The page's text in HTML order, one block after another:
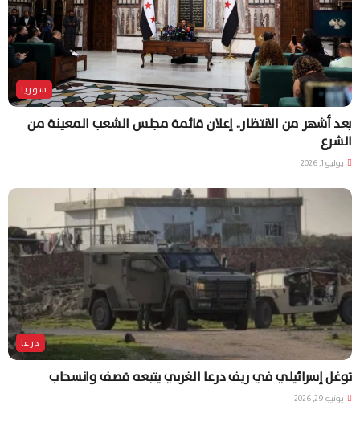
سوريا
بعد أشهر من الانتظار.. إعلان قائمة مجلس الشعب المعينة من
الشرع
يوليو 1, 2026
درعا
توغل إسرائيلي في ريف درعا الغربي يتبعه قصف وانسحاب
يونيو 29, 2026